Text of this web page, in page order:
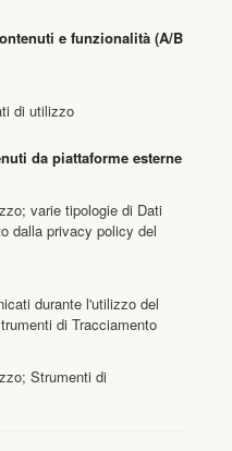
e funzionalità (A/B
di utilizzo
da piattaforme esterne
varie tipologie di Dati
dalla privacy policy del
durante l'utilizzo del
di Tracciamento
Strumenti di